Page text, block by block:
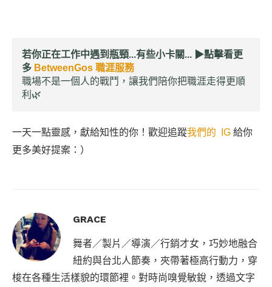
若你正在工作中遇到瓶頸...有些小卡關... ▶︎點擊看更
多 BetweenGos 職涯服務
職場不是一個人的戰鬥，讓我們陪你把職涯走得更順
利🌿
一天一點靈感，獻給知性的你！歡迎追蹤我們的 IG 給你
更多美好提案：）
GRACE
舞者／製片／導演／行銷才女，巧妙地融合
紐約與台北人節奏，夾帶著極高行動力，穿
梭在各種生活樣貌的環節裡。對時尚嗅覺敏銳，透過文字